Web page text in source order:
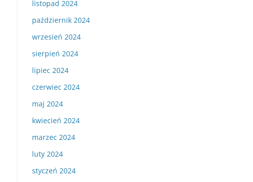
listopad 2024
październik 2024
wrzesień 2024
sierpień 2024
lipiec 2024
czerwiec 2024
maj 2024
kwiecień 2024
marzec 2024
luty 2024
styczeń 2024